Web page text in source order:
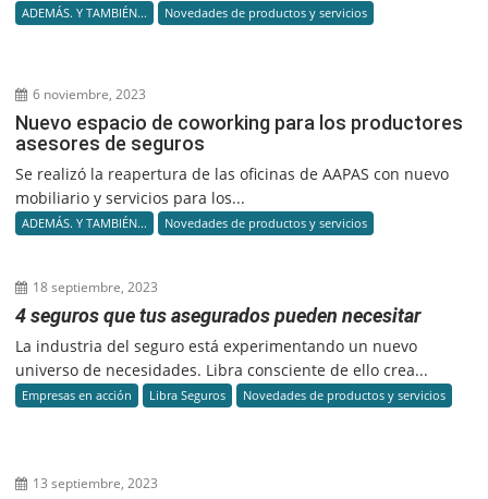
ADEMÁS. Y TAMBIÉN... Novedades de productos y servicios
6 noviembre, 2023
Nuevo espacio de coworking para los productores
asesores de seguros
Se realizó la reapertura de las oficinas de AAPAS con nuevo
mobiliario y servicios para los...
ADEMÁS. Y TAMBIÉN... Novedades de productos y servicios
18 septiembre, 2023
4 seguros que tus asegurados pueden necesitar
La industria del seguro está experimentando un nuevo
universo de necesidades. Libra consciente de ello crea...
Empresas en acción Libra Seguros Novedades de productos y servicios
13 septiembre, 2023